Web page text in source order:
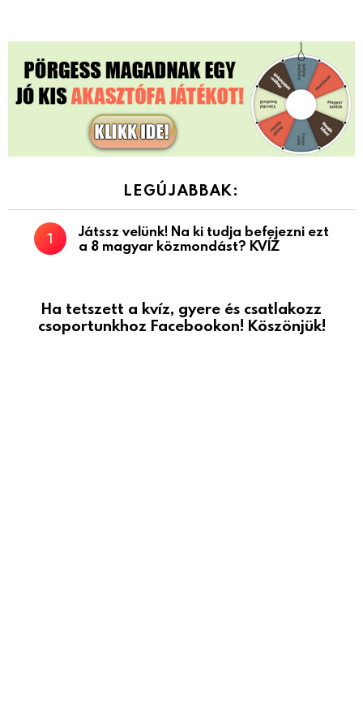
LEGÚJABBAK:
Játssz velünk! Na ki tudja befejezni ezt
a 8 magyar közmondást? KVÍZ
Ha tetszett a kvíz, gyere és csatlakozz
csoportunkhoz Facebookon! Köszönjük!